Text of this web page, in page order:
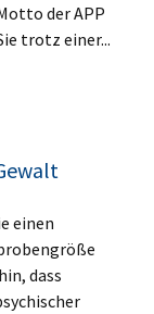
der APP
trotz einer...
einen
dass